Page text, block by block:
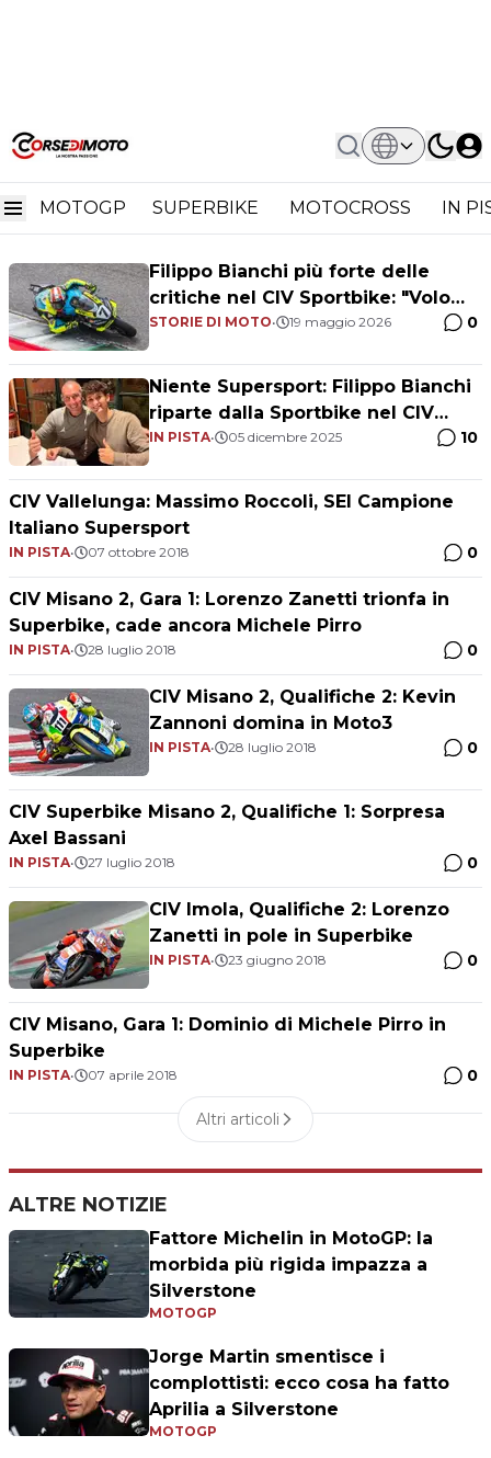
MOTOGP SUPERBIKE MOTOCROSS IN
Home Filippo Bianchi
Filippo Bianchi
Filippo Bianchi più forte delle
critiche nel CIV Sportbike: "Volo
alto grazie a papà"
STORIE DI MOTO• 19 maggio 2026 0
Niente Supersport: Filippo Bianchi
riparte dalla Sportbike nel CIV
2026
IN PISTA• 05 dicembre 2025 10
CIV Vallelunga: Massimo Roccoli, SEI Campione
Italiano Supersport
IN PISTA• 07 ottobre 2018 0
CIV Misano 2, Gara 1: Lorenzo Zanetti trionfa in
Superbike, cade ancora Michele Pirro
IN PISTA• 28 luglio 2018 0
CIV Misano 2, Qualifiche 2: Kevin
Zannoni domina in Moto3
IN PISTA• 28 luglio 2018 0
CIV Superbike Misano 2, Qualifiche 1: Sorpresa
Axel Bassani
IN PISTA• 27 luglio 2018 0
CIV Imola, Qualifiche 2: Lorenzo
Zanetti in pole in Superbike
IN PISTA• 23 giugno 2018 0
CIV Misano, Gara 1: Dominio di Michele Pirro in
Superbike
IN PISTA• 07 aprile 2018 0
Altri articoli
ALTRE NOTIZIE
Fattore Michelin in MotoGP: la
morbida più rigida impazza a
Silverstone
MOTOGP
Jorge Martin smentisce i
complottisti: ecco cosa ha fatto
Aprilia a Silverstone
MOTOGP